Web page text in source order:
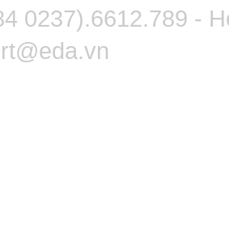
0237).6612.789 -